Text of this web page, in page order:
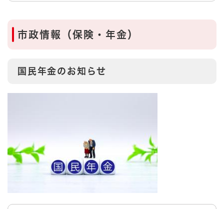
市政情報（保険・年金）
国民年金のお知らせ